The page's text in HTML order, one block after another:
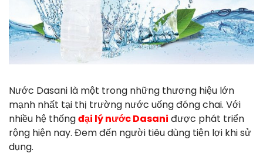
Nước Dasani là một trong những thương hiệu lớn
mạnh nhất tại thị trường nước uống đóng chai. Với
nhiều hệ thốngđại lý nước Dasani được phát triển
rộng hiện nay. Đem đến người tiêu dùng tiện lợi khi sử
dụng.